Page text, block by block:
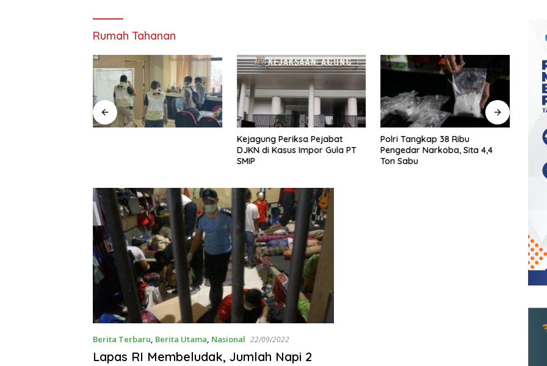
Rumah Tahanan
Kejagung Periksa Pejabat
DJKN di Kasus Impor Gula PT
SMIP
Polri Tangkap 38 Ribu
Pengedar Narkoba, Sita 4,4
Ton Sabu
Berita Terbaru, Berita Utama, Nasional 22/09/2022
Lapas RI Membeludak, Jumlah Napi 2